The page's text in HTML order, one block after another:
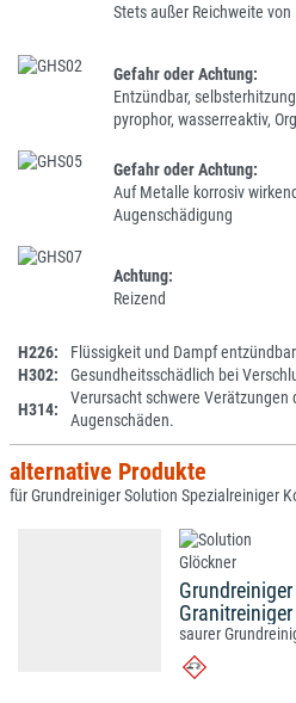
Stets außer Reichweite
Gefahr oder Achtung:
Entzündbar,
pyrophor, wasserreaktiv,
Gefahr oder Achtung:
Auf Metalle korrosiv
Augenschädigung
Achtung:
Reizend
H226:
Flüssigkeit und Dampf
H302:
Gesundheitsschädlich bei
H314:
Verursacht schwere Verätzungen
Augenschäden.
alternative Produkte
für Grundreiniger Solution Spezialreiniger
saurer